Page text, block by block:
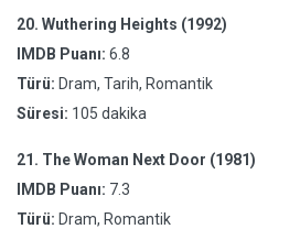
20. Wuthering Heights (1992)
IMDB Puanı: 6.8
Türü: Dram, Tarih, Romantik
Süresi: 105 dakika
21. The Woman Next Door (1981)
IMDB Puanı: 7.3
Türü: Dram, Romantik